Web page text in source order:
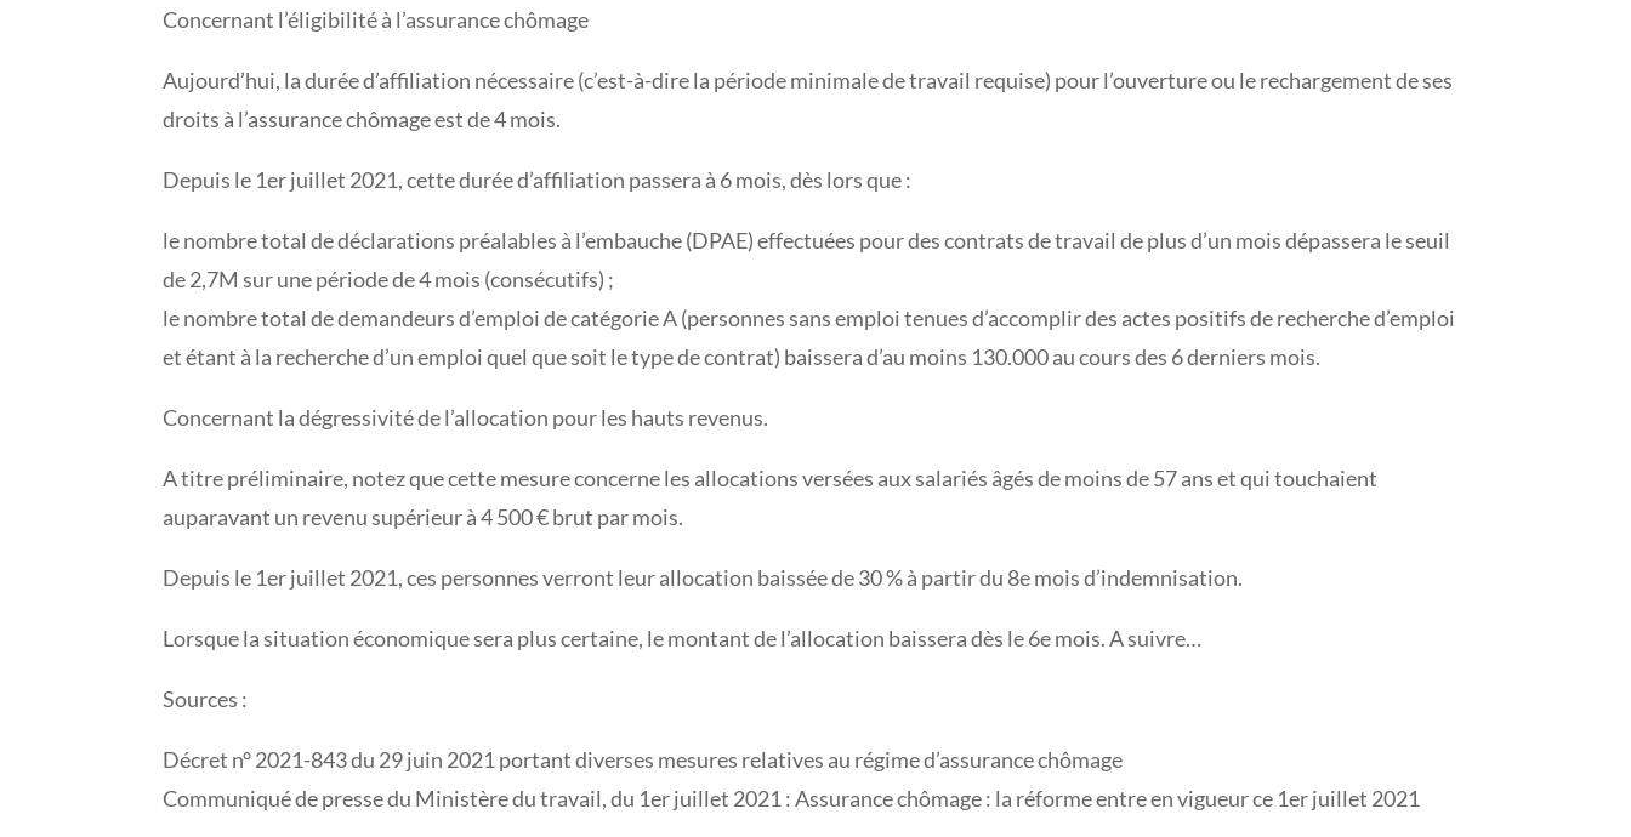
Concernant l’éligibilité à l’assurance chômage
Aujourd’hui, la durée d’affiliation nécessaire (c’est-à-dire la période minimale de travail requise) pour l’ouverture ou le rechargement de ses
droits à l’assurance chômage est de 4 mois.
Depuis le 1er juillet 2021, cette durée d’affiliation passera à 6 mois, dès lors que :
le nombre total de déclarations préalables à l’embauche (DPAE) effectuées pour des contrats de travail de plus d’un mois dépassera le seuil
de 2,7M sur une période de 4 mois (consécutifs) ;
le nombre total de demandeurs d’emploi de catégorie A (personnes sans emploi tenues d’accomplir des actes positifs de recherche d’emploi
et étant à la recherche d’un emploi quel que soit le type de contrat) baissera d’au moins 130.000 au cours des 6 derniers mois.
Concernant la dégressivité de l’allocation pour les hauts revenus.
A titre préliminaire, notez que cette mesure concerne les allocations versées aux salariés âgés de moins de 57 ans et qui touchaient
auparavant un revenu supérieur à 4 500 € brut par mois.
Depuis le 1er juillet 2021, ces personnes verront leur allocation baissée de 30 % à partir du 8e mois d’indemnisation.
Lorsque la situation économique sera plus certaine, le montant de l’allocation baissera dès le 6e mois. A suivre…
Sources :
Décret n° 2021-843 du 29 juin 2021 portant diverses mesures relatives au régime d’assurance chômage
Communiqué de presse du Ministère du travail, du 1er juillet 2021 : Assurance chômage : la réforme entre en vigueur ce 1er juillet 2021